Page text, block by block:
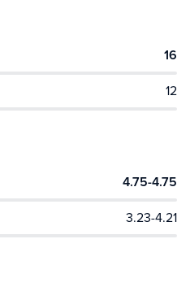
16
12
4.75-4.75
3.23-4.21